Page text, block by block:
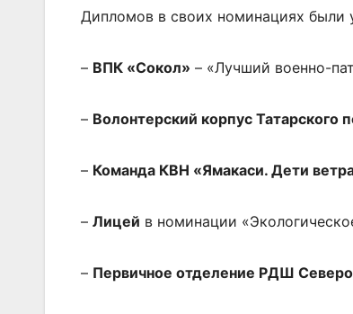
Дипломов в своих номинациях были
– ВПК «Сокол» – «Лучший военно-
– Волонтерский корпус Татарского
– Команда КВН «Ямакаси. Дети
– Лицей в номинации
– Первичное отделение РДШ